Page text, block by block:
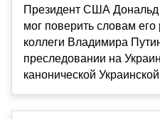
Президент США
мог поверить словам его
коллеги Владимира
преследовании на
канонической